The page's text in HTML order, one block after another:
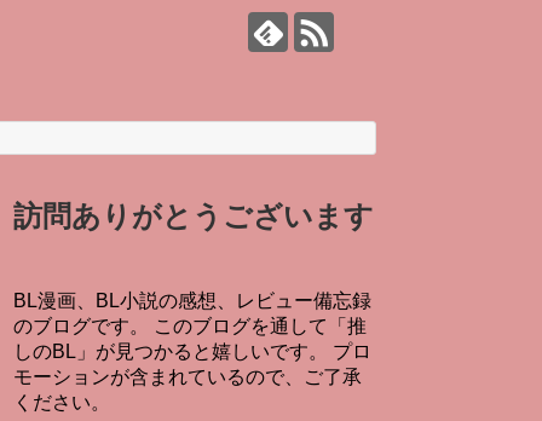
訪問ありがとうございます
BL漫画、BL小説の感想、レビュー備忘録
のブログです。 このブログを通して「推
しのBL」が見つかると嬉しいです。 プロ
モーションが含まれているので、ご了承
ください。